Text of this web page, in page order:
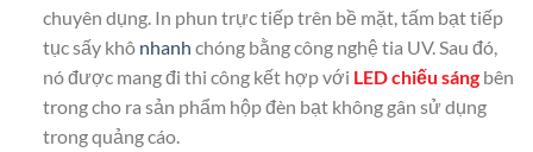
chuyên dụng. In phun trực tiếp trên bề mặt, tấm bạt tiếp
tục sấy khô nhanh chóng bằng công nghệ tia UV. Sau đó,
nó được mang đi thi công kết hợp với LED chiếu sángbên
trong cho ra sản phẩm hộp đèn bạt không gân sử dụng
trong quảng cáo.